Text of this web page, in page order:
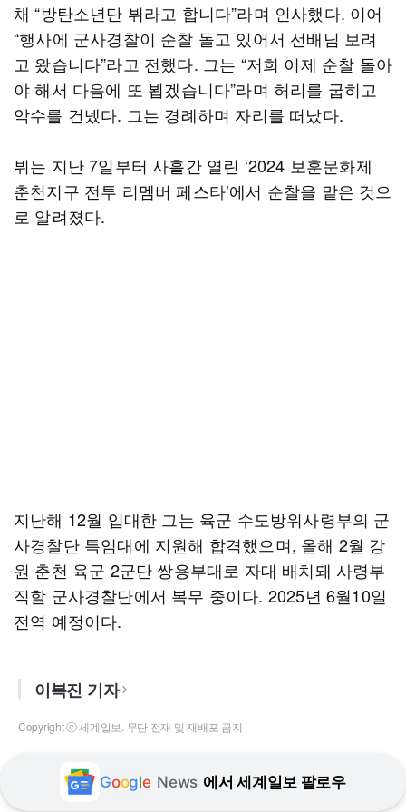
채 “방탄소년단 뷔라고 합니다”라며 인사했다. 이어
“행사에 군사경찰이 순찰 돌고 있어서 선배님 보려
고 왔습니다”라고 전했다. 그는 “저희 이제 순찰 돌아
야 해서 다음에 또 뵙겠습니다”라며 허리를 굽히고
악수를 건넸다. 그는 경례하며 자리를 떠났다.
뷔는 지난 7일부터 사흘간 열린 ‘2024 보훈문화제
춘천지구 전투 리멤버 페스타’에서 순찰을 맡은 것으
로 알려졌다.
지난해 12월 입대한 그는 육군 수도방위사령부의 군
사경찰단 특임대에 지원해 합격했으며, 올해 2월 강
원 춘천 육군 2군단 쌍용부대로 자대 배치돼 사령부
직할 군사경찰단에서 복무 중이다. 2025년 6월10일
전역 예정이다.
이복진 기자
Copyright ⓒ 세계일보. 무단 전재 및 재배포 금지
Google News 에서 세계일보 팔로우